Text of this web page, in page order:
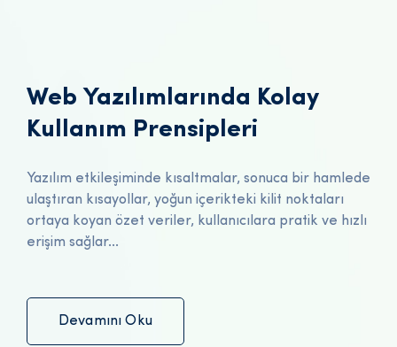
Web Yazılımlarında Kolay
Kullanım Prensipleri
Yazılım etkileşiminde kısaltmalar, sonuca bir hamlede
ulaştıran kısayollar, yoğun içerikteki kilit noktaları
ortaya koyan özet veriler, kullanıcılara pratik ve hızlı
erişim sağlar...
Devamını Oku